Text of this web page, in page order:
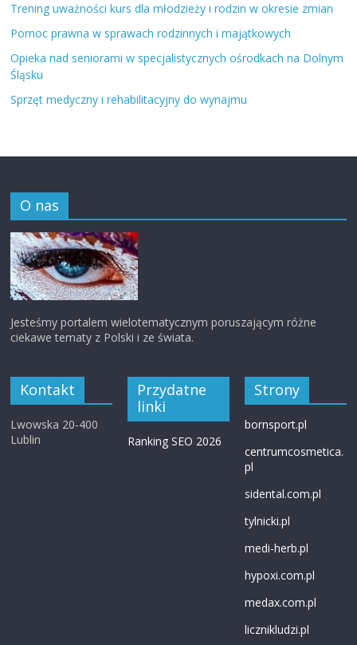
Trening uważności kurs dla młodzieży i rodzin w okresie zmian
Pomoc prawna w sprawach rodzinnych i majątkowych
Opieka nad seniorami w specjalistycznych ośrodkach na Dolnym
Śląsku
Sprzęt medyczny i rehabilitacyjny do wynajmu
O nas
Jesteśmy portalem wielotematycznym poruszającym różne
ciekawe tematy z Polski i ze świata.
Kontakt
Lwowska 20-400
Lublin
Przydatne
linki
Ranking SEO 2026
Strony
bornsport.pl
centrumcosmetica.
pl
sidental.com.pl
tylnicki.pl
medi-herb.pl
hypoxi.com.pl
medax.com.pl
licznikludzi.pl